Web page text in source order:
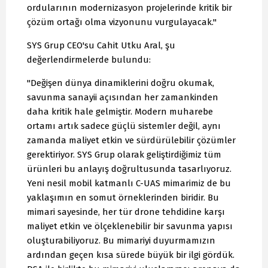
ordularının modernizasyon projelerinde kritik bir
çözüm ortağı olma vizyonunu vurgulayacak."
SYS Grup CEO'su Cahit Utku Aral, şu
değerlendirmelerde bulundu:
"Değişen dünya dinamiklerini doğru okumak,
savunma sanayii açısından her zamankinden
daha kritik hale gelmiştir. Modern muharebe
ortamı artık sadece güçlü sistemler değil, aynı
zamanda maliyet etkin ve sürdürülebilir çözümler
gerektiriyor. SYS Grup olarak geliştirdiğimiz tüm
ürünleri bu anlayış doğrultusunda tasarlıyoruz.
Yeni nesil mobil katmanlı C-UAS mimarimiz de bu
yaklaşımın en somut örneklerinden biridir. Bu
mimari sayesinde, her tür drone tehdidine karşı
maliyet etkin ve ölçeklenebilir bir savunma yapısı
oluşturabiliyoruz. Bu mimariyi duyurmamızın
ardından geçen kısa sürede büyük bir ilgi gördük.